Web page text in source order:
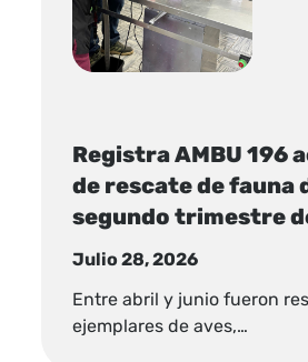
Registra AMBU 196
de rescate de fauna
segundo trimestre
Julio 28, 2026
Entre abril y junio fueron
ejemplares de aves,…